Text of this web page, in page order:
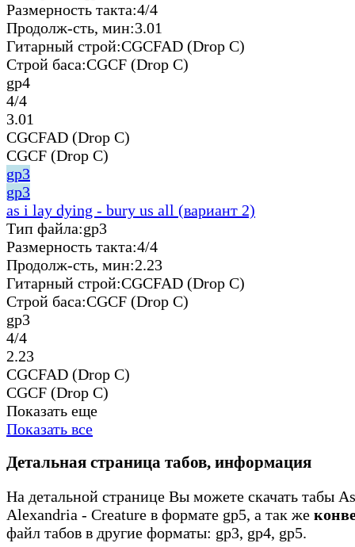
Размерность такта:4/4
Продолж-сть, мин:3.01
Гитарный строй:CGCFAD (Drop C)
Строй баса:CGCF (Drop C)
gp4
4/4
3.01
CGCFAD (Drop C)
CGCF (Drop C)
gp3
gp3
as i lay dying - bury us all (вариант 2)
Тип файла:gp3
Размерность такта:4/4
Продолж-сть, мин:2.23
Гитарный строй:CGCFAD (Drop C)
Строй баса:CGCF (Drop C)
gp3
4/4
2.23
CGCFAD (Drop C)
CGCF (Drop C)
Показать еще
Показать все
Детальная страница табов, информация
На детальной странице Вы можете скачать табы
Alexandria - Creature в формате gp5, а так же
файл табов в другие форматы: gp3, gp4, gp5.